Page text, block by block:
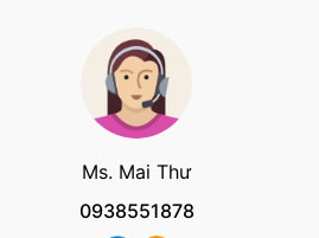
Ms. Mai Thư
0938551878